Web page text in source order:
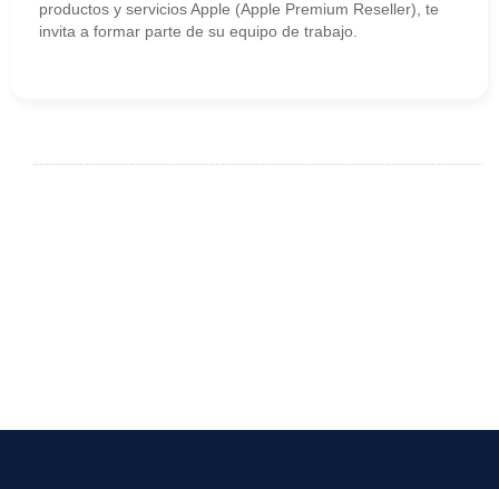
productos y servicios Apple (Apple Premium Reseller), te
invita a formar parte de su equipo de trabajo.